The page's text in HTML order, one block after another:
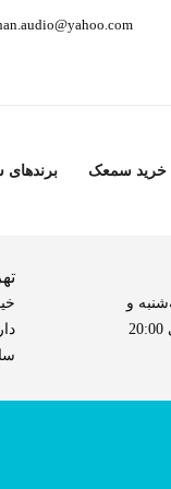
خرید سمعک
و